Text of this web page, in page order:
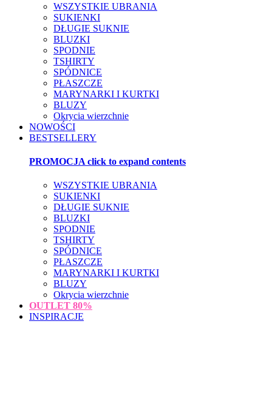
WSZYSTKIE UBRANIA
SUKIENKI
DŁUGIE SUKNIE
BLUZKI
SPODNIE
TSHIRTY
SPÓDNICE
PŁASZCZE
MARYNARKI I KURTKI
BLUZY
Okrycia wierzchnie
NOWOŚCI
BESTSELLERY
PROMOCJA click to expand contents
WSZYSTKIE UBRANIA
SUKIENKI
DŁUGIE SUKNIE
BLUZKI
SPODNIE
TSHIRTY
SPÓDNICE
PŁASZCZE
MARYNARKI I KURTKI
BLUZY
Okrycia wierzchnie
OUTLET 80%
INSPIRACJE